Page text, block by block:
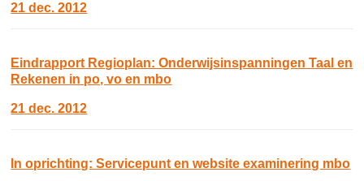
21 dec. 2012
Eindrapport Regioplan: Onderwijsinspanningen Taal en
Rekenen in po, vo en mbo
21 dec. 2012
In oprichting: Servicepunt en website examinering mbo